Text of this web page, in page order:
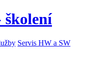
školení
Servis HW a SW